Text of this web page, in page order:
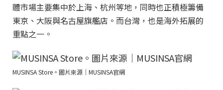
體市場主要集中於上海、杭州等地，同時也正積極籌備
東京、大阪與名古屋旗艦店。而台灣，也是海外拓展的
重點之一。
MUSINSA Store。圖片來源｜MUSINSA官網